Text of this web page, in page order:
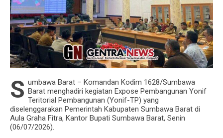
S umbawa Barat – Komandan Kodim 1628/Sumbawa
Barat menghadiri kegiatan Expose Pembangunan Yonif
Teritorial Pembangunan (Yonif-TP) yang
diselenggarakan Pemerintah Kabupaten Sumbawa Barat di
Aula Graha Fitra, Kantor Bupati Sumbawa Barat, Senin
(06/07/2026).